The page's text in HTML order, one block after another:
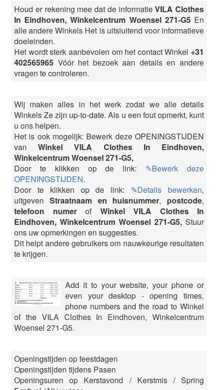
Houd er rekening mee dat de informatieVILA Clothes
In Eindhoven, Winkelcentrum Woensel 271-G5En
alle andere Winkels Het is uitsluitend voor informatieve
doeleinden.
Het wordt sterk aanbevolen om het contact Winkel +31
402565965 Vóór het bezoek aan details en andere
vragen te controleren.
Wij maken alles in het werk zodat we alle details
Winkels Ze zijn up-to-date. Als u een fout opmerkt, kunt
u ons helpen.
Het is ook mogelijk: Bewerk deze OPENINGSTIJDEN
vanWinkel VILA Clothes In Eindhoven,
Winkelcentrum Woensel 271-G5,
Door te klikken op de link: ✎Bewerk deze
OPENINGSTIJDEN.
Door te klikken op de link: ✎Details bewerken,
uitgeven Straatnaam en huisnummer, postcode,
telefoon numerof Winkel VILA Clothes In
Eindhoven, Winkelcentrum Woensel 271-G5, Stuur
ons uw opmerkingen en suggesties.
Dit helpt andere gebruikers om nauwkeurige resultaten
te krijgen.
Add it to your website, your phone or
even your desktop - opening times,
phone numbers and the road to Winkel
of the VILA Clothes In Eindhoven, Winkelcentrum
Woensel 271-G5.
Openingstijden op feestdagen
Openingstijden tijdens Pasen
Openingsuren op Kerstavond / Kerstmis / Spring